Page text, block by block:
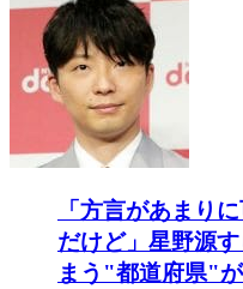
「方言があまり
だけど」星野源
まう"都道府県"